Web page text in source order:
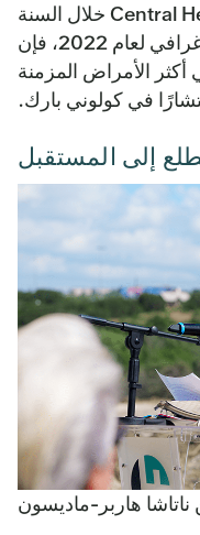
54% من سكانه من خدمات Central Health خلال السنة
المالية 2021. ووفقًا للتقرير الديموغرافي لعام 2022، فإن
الأمراض المزمنة
في كولوني بارك.
إلى المستقبل
هاربر-ماديسون